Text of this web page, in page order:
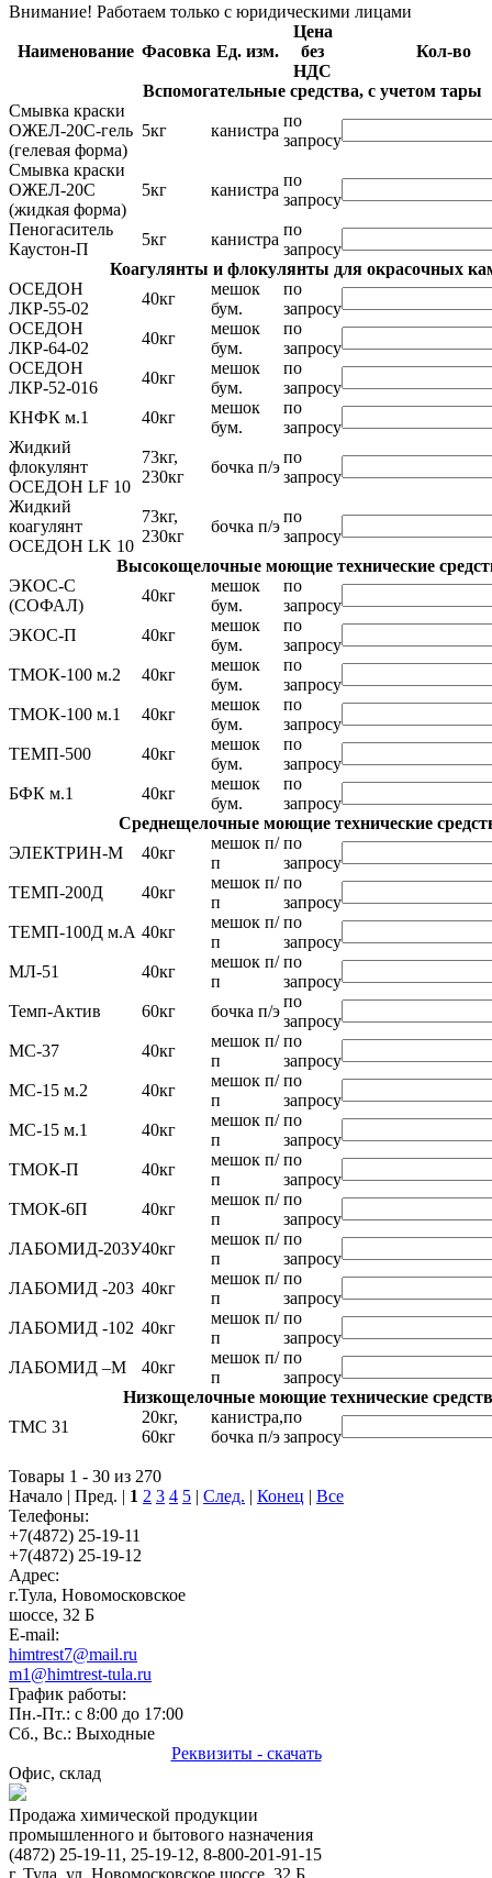
Внимание! Работаем только с юридическими лицами
Наименование Фасовка Ед. изм.
Цена
без
НДС
Кол-во
Вспомогательные средства, с учетом тары
Смывка краски
ОЖЕЛ-20С-гель
(гелевая форма)
5кг канистра
по
запросу
Смывка краски
ОЖЕЛ-20С
(жидкая форма)
5кг канистра
по
запросу
Пеногаситель
Каустон-П
5кг канистра
по
запросу
Коагулянты и флокулянты для окрасочных
ОСЕДОН
ЛКР-55-02
40кг
мешок
бум.
по
запросу
ОСЕДОН
ЛКР-64-02
40кг
мешок
бум.
по
запросу
ОСЕДОН
ЛКР-52-016
40кг
мешок
бум.
по
запросу
КНФК м.1
40кг
мешок
бум.
по
запросу
Жидкий
флокулянт
ОСЕДОН LF 10
73кг,
230кг
бочка п/э
по
запросу
Жидкий
коагулянт
ОСЕДОН LK 10
73кг,
230кг
бочка п/э
по
запросу
Высокощелочные моющие технические
ЭКОС-С
(СОФАЛ)
40кг
мешок
бум.
по
запросу
ЭКОС-П
40кг
мешок
бум.
по
запросу
ТМОК-100 м.2
40кг
мешок
бум.
по
запросу
ТМОК-100 м.1
40кг
мешок
бум.
по
запросу
ТЕМП-500
40кг
мешок
бум.
по
запросу
БФК м.1
40кг
мешок
бум.
по
запросу
Среднещелочные моющие технические
ЭЛЕКТРИН-М
40кг
мешок п/
п
по
запросу
ТЕМП-200Д
40кг
мешок п/
п
по
запросу
ТЕМП-100Д м.А 40кг
мешок п/
п
по
запросу
МЛ-51
40кг
мешок п/
п
по
запросу
Темп-Актив
60кг бочка п/э
по
запросу
МС-37
40кг
мешок п/
п
по
запросу
МС-15 м.2
40кг
мешок п/
п
по
запросу
МС-15 м.1
40кг
мешок п/
п
по
запросу
ТМОК-П
40кг
мешок п/
п
по
запросу
ТМОК-6П
40кг
мешок п/
п
по
запросу
ЛАБОМИД-203У40кг
мешок п/
п
по
запросу
ЛАБОМИД -203 40кг
мешок п/
п
по
запросу
ЛАБОМИД -102 40кг
мешок п/
п
по
запросу
ЛАБОМИД –М
40кг
мешок п/
п
по
запросу
Низкощелочные моющие технические
ТМС 31
20кг,
60кг
канистра,
бочка п/э
по
запросу
Товары 1 - 30 из 270
Начало | Пред. | 1 2 3 4 5 | След. | Конец | Все
Телефоны:
+7(4872) 25-19-11
+7(4872) 25-19-12
Адрес:
г.Тула, Новомосковское
шоссе, 32 Б
E-mail:
himtrest7@mail.ru
m1@himtrest-tula.ru
График работы:
Пн.-Пт.: с 8:00 до 17:00
Сб., Вс.: Выходные
Реквизиты - скачать
Офис, склад
Продажа химической продукции
промышленного и бытового назначения
(4872) 25-19-11, 25-19-12, 8-800-201-91-15
г. Тула, ул. Новомосковское шоссе, 32 Б